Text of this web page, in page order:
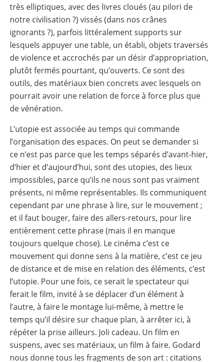
très elliptiques, avec des livres cloués (au pilori de
notre civilisation ?) vissés (dans nos crânes
ignorants ?), parfois littéralement supports sur
lesquels appuyer une table, un établi, objets traversés
de violence et accrochés par un désir d’appropriation,
plutôt fermés pourtant, qu’ouverts. Ce sont des
outils, des matériaux bien concrets avec lesquels on
pourrait avoir une relation de force à force plus que
de vénération.
L’utopie est associée au temps qui commande
l’organisation des espaces. On peut se demander si
ce n’est pas parce que les temps séparés d’avant-hier,
d’hier et d’aujourd’hui, sont des utopies, des lieux
impossibles, parce qu’ils ne nous sont pas vraiment
présents, ni même représentables. Ils communiquent
cependant par une phrase à lire, sur le mouvement ;
et il faut bouger, faire des allers-retours, pour lire
entièrement cette phrase (mais il en manque
toujours quelque chose). Le cinéma c’est ce
mouvement qui donne sens à la matière, c’est ce jeu
de distance et de mise en relation des éléments, c’est
l’utopie. Pour une fois, ce serait le spectateur qui
ferait le film, invité à se déplacer d’un élément à
l’autre, à faire le montage lui-même, à mettre le
temps qu’il désire sur chaque plan, à arrêter ici, à
répéter la prise ailleurs. Joli cadeau. Un film en
suspens, avec ses matériaux, un film à faire. Godard
nous donne tous les fragments de son art : citations